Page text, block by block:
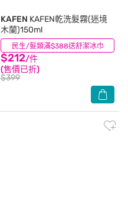
民生/髮類滿$388送舒潔冰巾
KAFEN KAFEN乾洗髮霧(迷境
木蘭)150ml
$212/件
(售價已折)
$399
(2)